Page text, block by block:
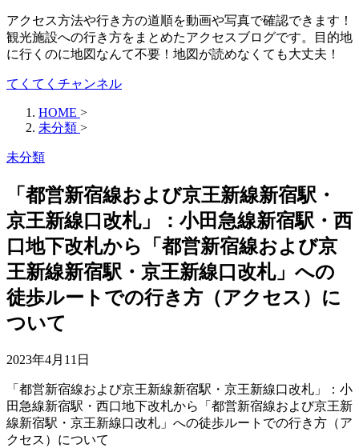
アクセス方法や行き方の道順を動画や写真で確認できます！
観光施設への行き方をまとめたアクセスブログです。目的地
に行くのに地図なんて不要！地図が読めなくても大丈夫！
てくてくチャンネル
HOME >
未分類 >
未分類
「都営新宿線および京王新線新宿駅・
京王新線口改札」：小田急線新宿駅・西
口地下改札から「都営新宿線および京
王新線新宿駅・京王新線口改札」への
徒歩ルートでの行き方（アクセス）に
ついて
2023年4月11日
「都営新宿線および京王新線新宿駅・京王新線口改札」：小
田急線新宿駅・西口地下改札から「都営新宿線および京王新
線新宿駅・京王新線口改札」への徒歩ルートでの行き方（ア
クセス）について